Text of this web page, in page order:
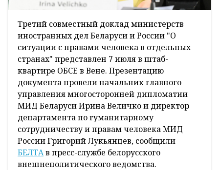
Третий совместный доклад министерств
иностранных дел Беларуси и России "О
ситуации с правами человека в отдельных
странах" представлен 7 июля в штаб-
квартире ОБСЕ в Вене. Презентацию
документа провели начальник главного
управления многосторонней дипломатии
МИД Беларуси Ирина Величко и директор
департамента по гуманитарному
сотрудничеству и правам человека МИД
России Григорий Лукьянцев, сообщили
БЕЛТАв пресс-службе белорусского
внешнеполитического ведомства.